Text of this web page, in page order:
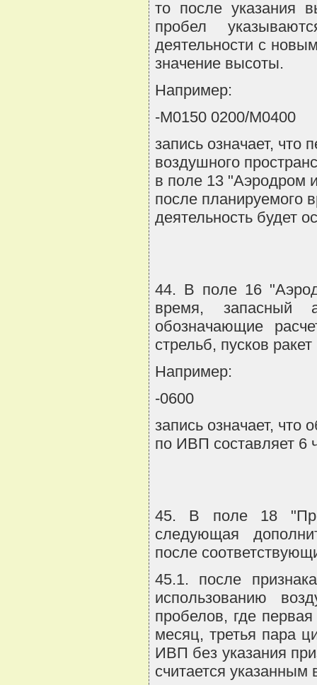
то после указания
пробел
деятельности с
значение высоты.
Например:
-М0150 0200/М0400
запись означает, что
воздушного
в поле 13 "Аэродром
после планируемого
деятельность будет
44. В поле 16
время, запасный
обозначающие
стрельб, пусков
Например:
-0600
запись означает, что
по ИВП составляет 6
45. В поле 18
следующая
после
45.1. после
использованию
пробелов, где
месяц, третья пара
ИВП без указания
считается указанным